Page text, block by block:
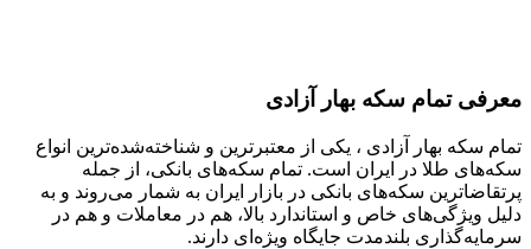
معرفی تمام سکه بهار آزادی
تمام سکه بهار آزادی ، یکی از معتبرترین و شناخته‌شده‌ترین انواع
سکه‌های طلا در ایران است. تمام سکه‌های بانکی، از جمله
پرتقاضاترین سکه‌های بانکی در بازار ایران به شمار می‌روند و به
دلیل ویژگی‌های خاص و استاندارد بالا، هم در معاملات و هم در
سرمایه‌گذاری بلندمدت جایگاه ویژه‌ای دارند.